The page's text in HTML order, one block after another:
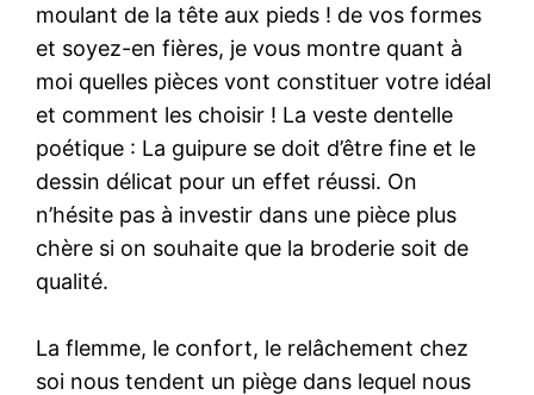
moulant de la tête aux pieds ! de vos formes
et soyez-en fières, je vous montre quant à
moi quelles pièces vont constituer votre idéal
et comment les choisir ! La veste dentelle
poétique : La guipure se doit d’être fine et le
dessin délicat pour un effet réussi. On
n’hésite pas à investir dans une pièce plus
chère si on souhaite que la broderie soit de
qualité.
La flemme, le confort, le relâchement chez
soi nous tendent un piège dans lequel nous